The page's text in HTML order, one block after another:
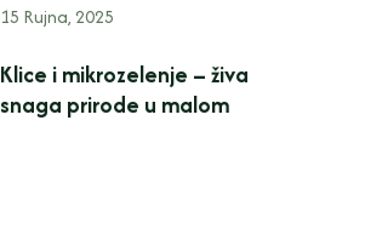
15 Rujna, 2025
Klice i mikrozelenje – živa
snaga prirode u malom